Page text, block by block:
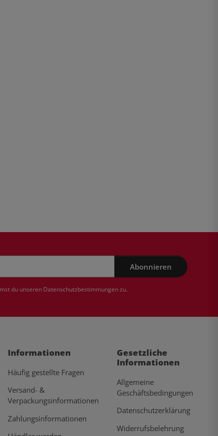
Abonnieren
du unseren Datenschutzbestimmungenzu.
Informationen
Häufig gestellte Fragen
Versand- &
Verpackungsinformationen
Zahlungsinformationen
Gesetzliche
Informationen
Allgemeine
Geschäftsbedingungen
Datenschutzerklärung
Widerrufsbelehrung